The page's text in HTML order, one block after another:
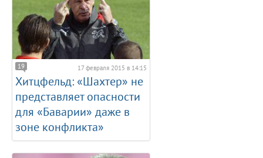
19 17 февраля 2015 в 14:15
Хитцфельд: «Шахтер» не
представляет опасности
для «Баварии» даже в
зоне конфликта»